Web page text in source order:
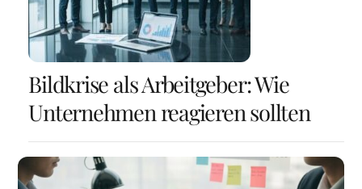
Bildkrise als Arbeitgeber: Wie
Unternehmen reagieren sollten